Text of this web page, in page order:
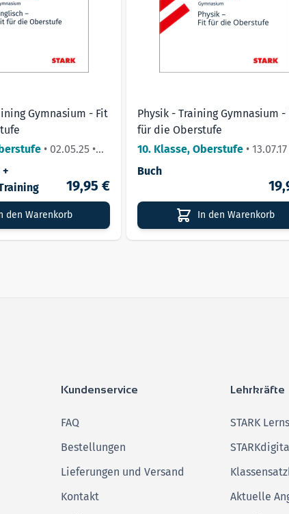
Gymnasium - Fit
• 02.05.25 •
19,95 €
den Warenkorb
Physik - Training Gymnasium -
für die Oberstufe
10. Klasse, Oberstufe • 13.07.17
Lieferbar
Buch
In den Warenkorb
Kundenservice
FAQ
Bestellungen
Lieferungen und Versand
Kontakt
Lehrkräfte
STARK
Aktuelle